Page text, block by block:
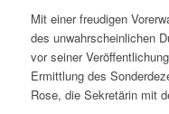
Mit einer freudigen
des unwahrscheinlichen
vor seiner
Ermittlung des
Rose, die Sekretärin mit